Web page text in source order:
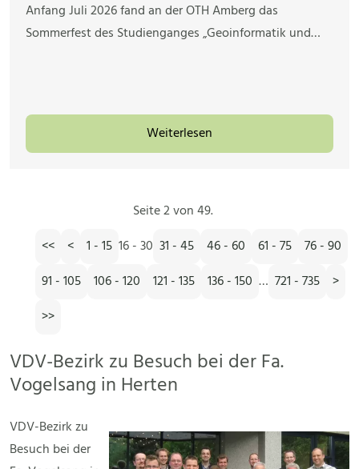
Anfang Juli 2026 fand an der OTH Amberg das
Sommerfest des Studienganges „Geoinformatik und…
Weiterlesen
Seite 2 von 49.
<<
< 1 - 15 16 - 30 31 - 45 46 - 60 61 - 75
76 - 90
91 - 105
106 - 120 121 - 135 136 - 150 … 721 - 735
>
>>
VDV-Bezirk zu Besuch bei der Fa.
Vogelsang in Herten
VDV-Bezirk zu
Besuch bei der